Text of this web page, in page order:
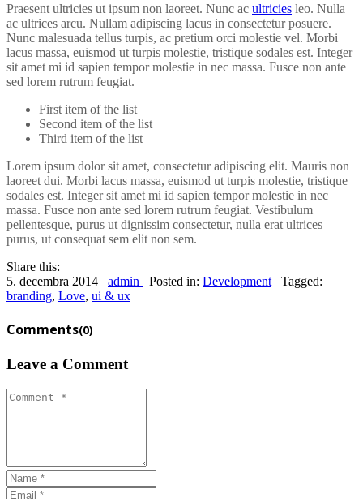
Praesent ultricies ut ipsum non laoreet. Nunc ac ultricies leo. Nulla
ac ultrices arcu. Nullam adipiscing lacus in consectetur posuere.
Nunc malesuada tellus turpis, ac pretium orci molestie vel. Morbi
lacus massa, euismod ut turpis molestie, tristique sodales est. Integer
sit amet mi id sapien tempor molestie in nec massa. Fusce non ante
sed lorem rutrum feugiat.
First item of the list
Second item of the list
Third item of the list
Lorem ipsum dolor sit amet, consectetur adipiscing elit. Mauris non
laoreet dui. Morbi lacus massa, euismod ut turpis molestie, tristique
sodales est. Integer sit amet mi id sapien tempor molestie in nec
massa. Fusce non ante sed lorem rutrum feugiat. Vestibulum
pellentesque, purus ut dignissim consectetur, nulla erat ultrices
purus, ut consequat sem elit non sem.
Share this:
5. decembra 2014
admin Posted in: Development
Tagged:
branding, Love, ui & ux
Comments(0)
Leave a Comment